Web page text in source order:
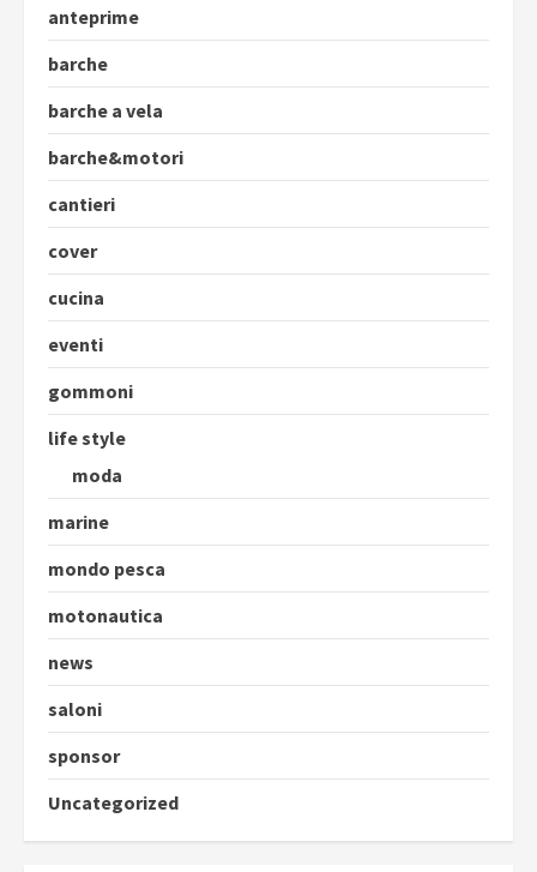
anteprime
barche
barche a vela
barche&motori
cantieri
cover
cucina
eventi
gommoni
life style
moda
marine
mondo pesca
motonautica
news
saloni
sponsor
Uncategorized